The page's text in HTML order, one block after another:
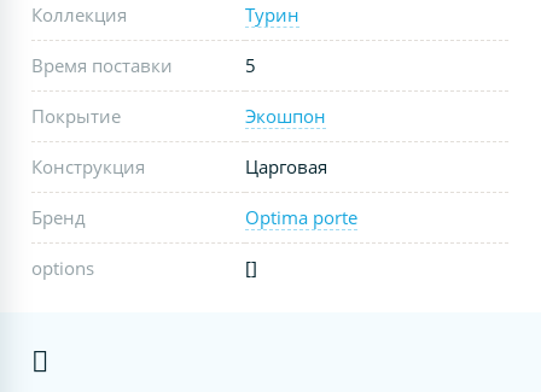
Коллекция Турин
Время поставки 5
Покрытие Экошпон
Конструкция Царговая
Бренд Optima porte
options []